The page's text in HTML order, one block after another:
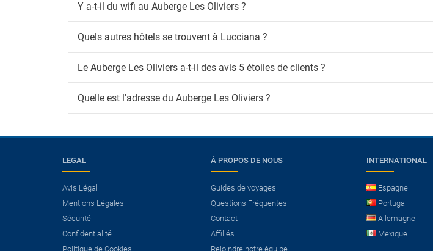
Y a-t-il du wifi au Auberge Les Oliviers ?
Quels autres hôtels se trouvent à Lucciana ?
Le Auberge Les Oliviers a-t-il des avis 5 étoiles de clients ?
Quelle est l'adresse du Auberge Les Oliviers ?
Avez-vous besoin d’un
vol?
LEGAL
Avis Légal
Mentions Légales
Sécurité
Confidentialité
Politique de Cookies
À PROPOS DE NOUS
Guides de voyages
Questions Fréquentes
Contact
Affiliés
Rejoindre notre équipe
INTERNATIONAL
Espagne
Portugal
Allemagne
Mexique